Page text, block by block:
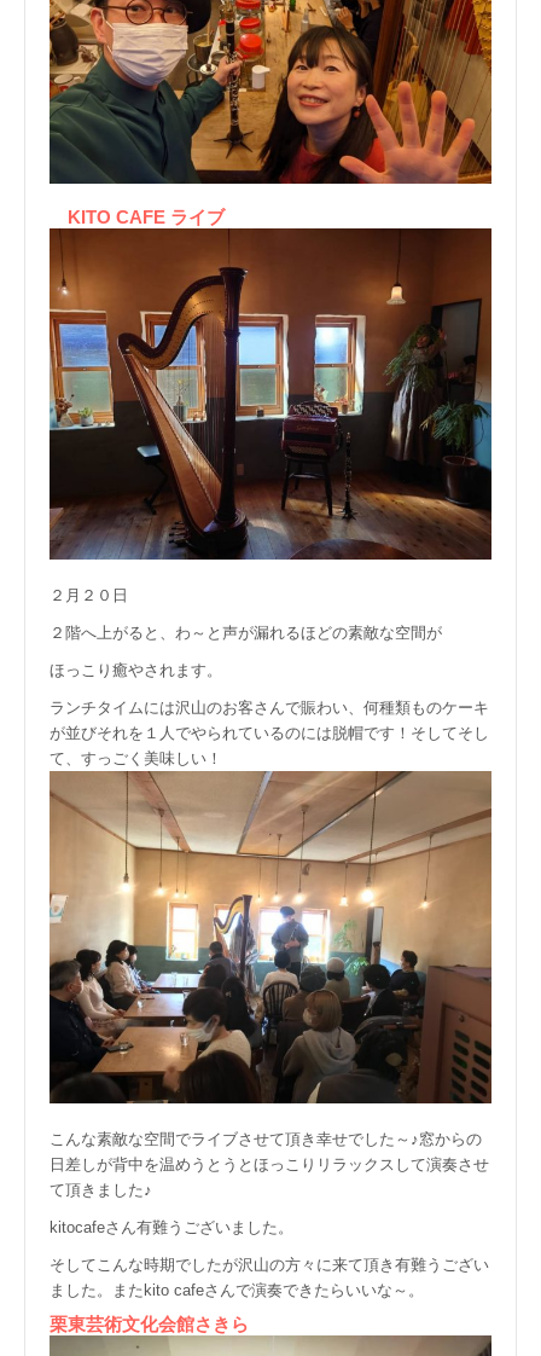
KITO CAFE ライブ
２月２０日
２階へ上がると、わ～と声が漏れるほどの素敵な空間が
ほっこり癒やされます。
ランチタイムには沢山のお客さんで賑わい、何種類ものケーキ
が並びそれを１人でやられているのには脱帽です！そしてそし
て、すっごく美味しい！
こんな素敵な空間でライブさせて頂き幸せでした～♪窓からの
日差しが背中を温めうとうとほっこりリラックスして演奏させ
て頂きました♪
kitocafeさん有難うございました。
そしてこんな時期でしたが沢山の方々に来て頂き有難うござい
ました。またkito cafeさんで演奏できたらいいな～。
栗東芸術文化会館さきら